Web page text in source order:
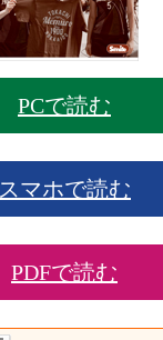
PCで読む
スマホで読む
PDFで読む